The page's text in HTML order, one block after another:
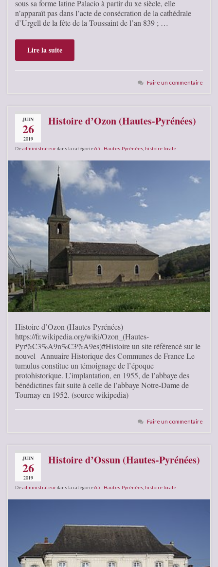
sous sa forme latine Palacio à partir du xe siècle, elle
n’apparaît pas dans l’acte de consécration de la cathédrale
d’Urgell de la fête de la Toussaint de l’an 839 ; …
Lire la suite
Faire un commentaire
JUIN
26
2019
Histoire d’Ozon (Hautes-Pyrénées)
Deadministrateurdans la catégorie65 - Hautes-Pyrénées histoire locale
Histoire d’Ozon (Hautes-Pyrénées)
https://fr.wikipedia.org/wiki/Ozon_(Hautes-
Pyr%C3%A9n%C3%A9es)#Histoire un site référencé sur le
nouvel Annuaire Historique des Communes de France Le
tumulus constitue un témoignage de l’époque
protohistorique. L’implantation, en 1955, de l’abbaye des
bénédictines fait suite à celle de l’abbaye Notre-Dame de
Tournay en 1952. (source wikipedia)
Faire un commentaire
JUIN
26
2019
Histoire d’Ossun (Hautes-Pyrénées)
Deadministrateurdans la catégorie65 - Hautes-Pyrénées histoire locale